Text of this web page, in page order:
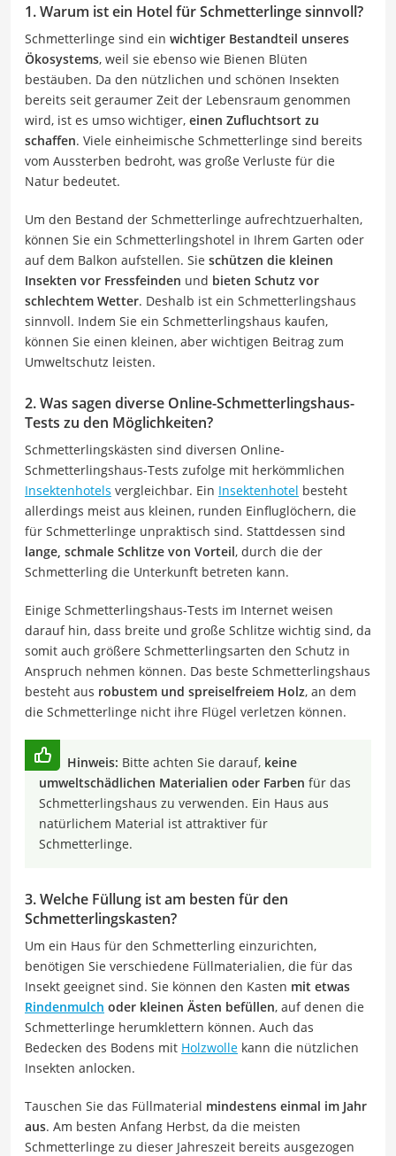
1. Warum ist ein Hotel für Schmetterlinge sinnvoll?
Schmetterlinge sind ein wichtiger Bestandteil unseres
Ökosystems, weil sie ebenso wie Bienen Blüten
bestäuben. Da den nützlichen und schönen Insekten
bereits seit geraumer Zeit der Lebensraum genommen
wird, ist es umso wichtiger, einen Zufluchtsort zu
schaffen. Viele einheimische Schmetterlinge sind bereits
vom Aussterben bedroht, was große Verluste für die
Natur bedeutet.
Um den Bestand der Schmetterlinge aufrechtzuerhalten,
können Sie ein Schmetterlingshotel in Ihrem Garten oder
auf dem Balkon aufstellen. Sie schützen die kleinen
Insekten vor Fressfeinden und bieten Schutz vor
schlechtem Wetter. Deshalb ist ein Schmetterlingshaus
sinnvoll. Indem Sie ein Schmetterlingshaus kaufen,
können Sie einen kleinen, aber wichtigen Beitrag zum
Umweltschutz leisten.
2. Was sagen diverse Online-Schmetterlingshaus-
Tests zu den Möglichkeiten?
Schmetterlingskästen sind diversen Online-
Schmetterlingshaus-Tests zufolge mit herkömmlichen
Insektenhotels vergleichbar. Ein Insektenhotel besteht
allerdings meist aus kleinen, runden Einfluglöchern, die
für Schmetterlinge unpraktisch sind. Stattdessen sind
lange, schmale Schlitze von Vorteil, durch die der
Schmetterling die Unterkunft betreten kann.
Einige Schmetterlingshaus-Tests im Internet weisen
darauf hin, dass breite und große Schlitze wichtig sind, da
somit auch größere Schmetterlingsarten den Schutz in
Anspruch nehmen können. Das beste Schmetterlingshaus
besteht aus robustem und spreiselfreiem Holz, an dem
die Schmetterlinge nicht ihre Flügel verletzen können.
Hinweis: Bitte achten Sie darauf, keine
umweltschädlichen Materialien oder Farben für das
Schmetterlingshaus zu verwenden. Ein Haus aus
natürlichem Material ist attraktiver für
Schmetterlinge.
3. Welche Füllung ist am besten für den
Schmetterlingskasten?
Um ein Haus für den Schmetterling einzurichten,
benötigen Sie verschiedene Füllmaterialien, die für das
Insekt geeignet sind. Sie können den Kasten mit etwas
Rindenmulch oder kleinen Ästen befüllen, auf denen die
Schmetterlinge herumklettern können. Auch das
Bedecken des Bodens mit Holzwolle kann die nützlichen
Insekten anlocken.
Tauschen Sie das Füllmaterial mindestens einmal im Jahr
aus. Am besten Anfang Herbst, da die meisten
Schmetterlinge zu dieser Jahreszeit bereits ausgezogen